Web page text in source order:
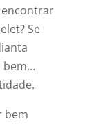
encontrar
Se
bem…
bem